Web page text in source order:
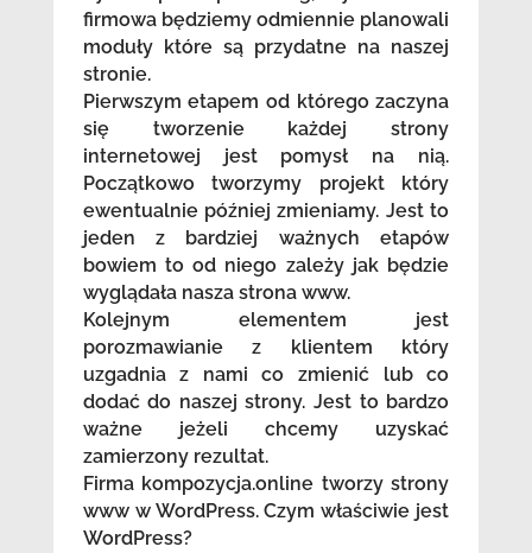
firmowa będziemy odmiennie planowali
moduły które są przydatne na naszej
stronie.
Pierwszym etapem od którego zaczyna
się tworzenie każdej strony
internetowej jest pomysł na nią.
Początkowo tworzymy projekt który
ewentualnie później zmieniamy. Jest to
jeden z bardziej ważnych etapów
bowiem to od niego zależy jak będzie
wyglądała nasza strona www.
Kolejnym elementem jest
porozmawianie z klientem który
uzgadnia z nami co zmienić lub co
dodać do naszej strony. Jest to bardzo
ważne jeżeli chcemy uzyskać
zamierzony rezultat.
Firma kompozycja.online tworzy strony
www w WordPress. Czym właściwie jest
WordPress?